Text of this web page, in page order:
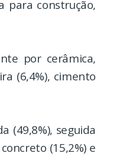
para construção,
por cerâmica,
(6,4%), cimento
(49,8%), seguida
(15,2%) e